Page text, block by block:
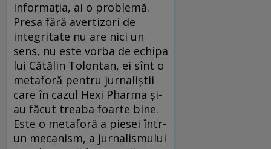
informația, ai o problemă.
Presa fără avertizori de
integritate nu are nici un
sens, nu este vorba de echipa
lui Cătălin Tolontan, ei sînt o
metaforă pentru jurnaliștii
care în cazul Hexi Pharma și-
au făcut treaba foarte bine.
Este o metaforă a piesei într-
un mecanism, a jurnalismului